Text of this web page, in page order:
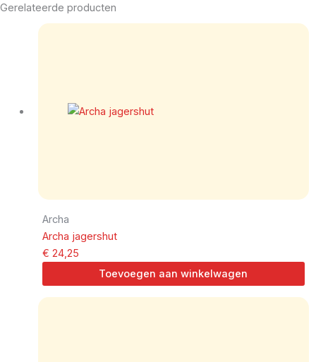
Gerelateerde producten
Archa
Archa jagershut
€ 24,25
Toevoegen aan winkelwagen